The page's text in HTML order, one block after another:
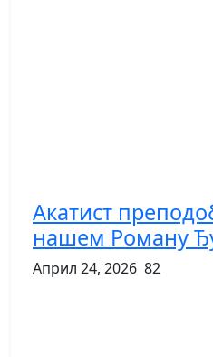
Акатист
нашем Роману
Април 24, 2026 82